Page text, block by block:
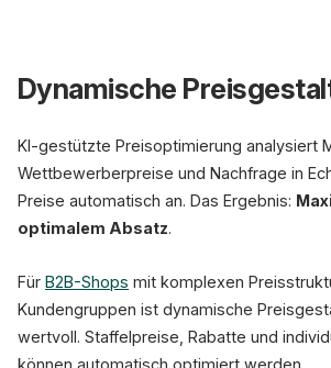
Dynamische
KI-gestützte Preisoptimierung analysiert
Wettbewerberpreise und Nachfrage in
Preise automatisch an. Das Ergebnis:
optimalem Absatz.
Für B2B-Shops mit komplexen
Kundengruppen ist dynamische
wertvoll. Staffelpreise, Rabatte und
können automatisch optimiert werden.